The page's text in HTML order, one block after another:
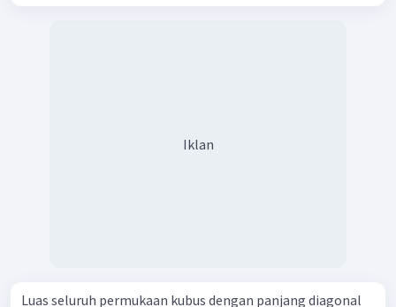
Iklan
Luas seluruh permukaan kubus dengan panjang diagonal